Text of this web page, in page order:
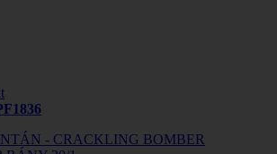
- CRACKLING BOMBER